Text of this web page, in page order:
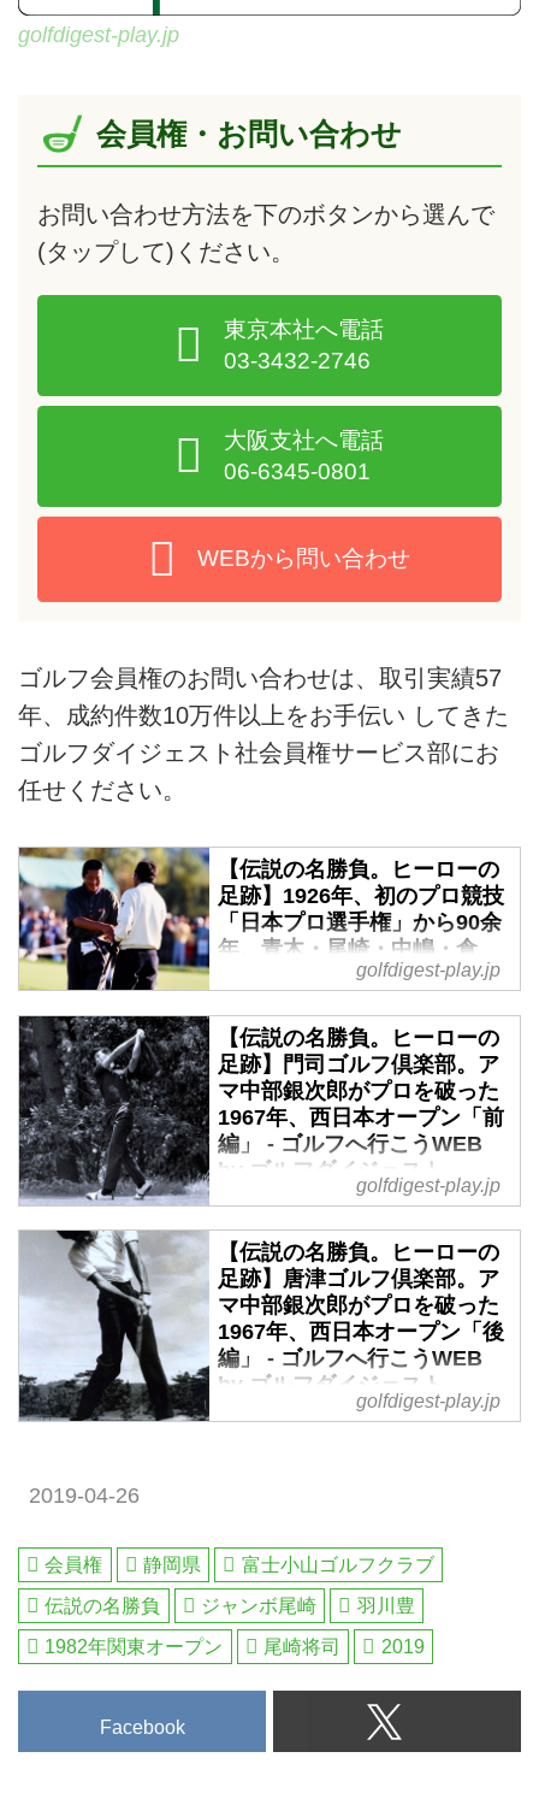
golfdigest-play.jp
会員権・お問い合わせ
お問い合わせ方法を下のボタンから選んで
(タップして) ください。
東京本社へ電話
03-3432-2746
大阪支社へ電話
06-6345-0801
WEBから問い合わせ
ゴルフ会員権のお問い合わせは、取引実績57
年、成約件数10万件以上をお手伝い してきた
ゴルフダイジェスト社会員権サービス部にお
任せください。
【伝説の名勝負。ヒーローの
足跡】1926年、初のプロ競技
「日本プロ選手権」から90余
年。青木・尾崎・中嶋・倉
本・川岸・丸山・石川…掲載
ルフへ行こうWEB by ゴルフ
ダイジェスト
1903年、神戸ゴルフ倶楽部が誕
生し、1906年、横浜に住む英国
人によってニッポン･レースクラ
ブ･ゴルフィング･アソシエーショ
ンが根岸に誕生した。1907年に
両クラブの対抗戦が始まり、これ
が今も続く「日本アマチュアゴル
フ選手権競技」の原型となる。
golfdigest-play.jp
【伝説の名勝負。ヒーローの
足跡】門司ゴルフ倶楽部。ア
マ中部銀次郎がプロを破った
1967年、西日本オープン「前
編」 - ゴルフへ行こうWEB
by ゴルフダイジェスト
中部銀次郎の生家は、関門海峡を
見渡すことのできる明池山の頂の
近くにあった。庭に立つと、晴れ
た日には向こう岸に広がる門司の
様子まで察することができたと
い う。その明池山の生家から坂
道を降りて700メートルほど歩く
と、海峡を渡る船、唐戸の渡船場
golfdigest-play.jp
【伝説の名勝負。ヒーローの
足跡】唐津ゴルフ倶楽部。ア
マ中部銀次郎がプロを破った
1967年、西日本オープン「後
編」 - ゴルフへ行こうWEB
by ゴルフダイジェスト
中部銀次郎は、生涯アマチュアゴ
た。
golfdigest-play.jp
2019-04-26
会員権 静岡県
富士小山ゴルフクラブ
伝説の名勝負
ジャンボ尾崎
羽川豊
1982年関東オープン
尾崎将司 2019
Facebook